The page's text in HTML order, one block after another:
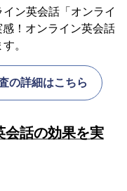
ン英会話「オンライ
！オンライン英会話
。
の詳細はこちら
会話の効果を実